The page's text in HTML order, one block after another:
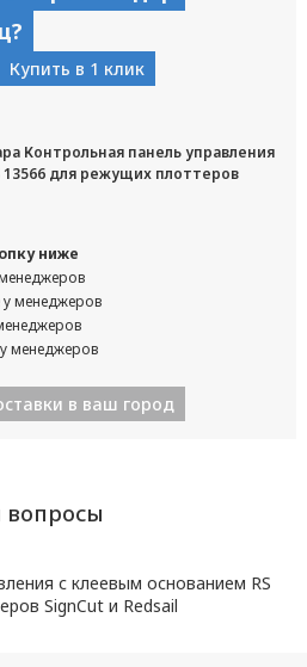
Купить в 1 клик
Контрольная панель управления
для режущих плоттеров
ниже
менеджеров
у менеджеров
менеджеров
в ваш город
с клеевым основанием RS
SignCut и Redsail